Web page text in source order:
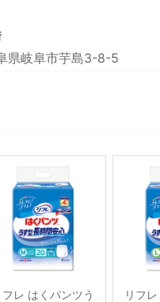
県岐阜市芋島3-8-5
フレ はくパンツう
リフ